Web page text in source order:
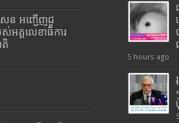
ែន អញ្ជើញជួ
អគ្គលេខាធិការ
តិ
5 hours ago